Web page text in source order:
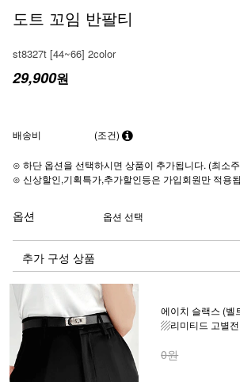
도트 꼬임 반팔티
st8327t [44~66] 2color
29,900원
배송비 (조건)
⊙ 하단 옵션을 선택하시면 상품이 추가됩니다. (최소
⊙ 신상할인,기획특가,추가할인등은 가입회원만 적용
옵션
추가 구성 상품
에이치 슬랙스 (벨
▨리미티드 고별
0원